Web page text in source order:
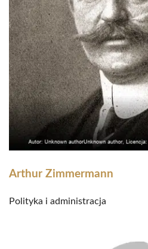
Arthur Zimmermann
Polityka i administracja